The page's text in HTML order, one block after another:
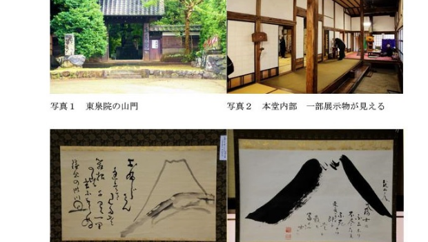
給排水業務課
水道整備課
下水道整備課
浄水管理課
保健給食課
教育指導課
農業委員会事務局 議会総務課